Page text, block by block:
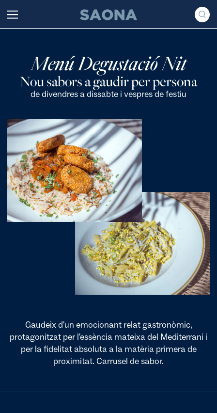
Grupo Saona
Menú Degustació Nit
Nou sabors a gaudir per persona
de divendres a dissabte i vespres de festiu
Gaudeix d'un emocionant relat gastronòmic,
protagonitzat per l'essència mateixa del Mediterrani i
per la fidelitat absoluta a la matèria primera de
proximitat. Carrusel de sabor.